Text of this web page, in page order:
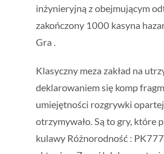
inżynieryjną z obejmującym
zakończony 1000 kasyna
Gra .
Klasyczny meza zakład na
deklarowaniem się komp
umiejętności rozgrywki opartej
otrzymywało. Są to gry, które
kulawy Różnorodność :